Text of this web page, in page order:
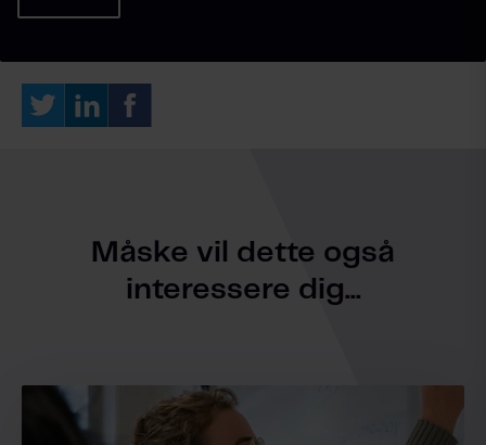
Måske vil dette også
interessere dig...